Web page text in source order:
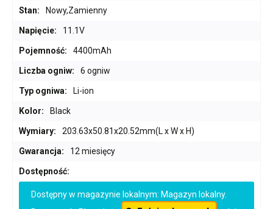
Stan: Nowy,Zamienny
Napięcie: 11.1V
Pojemność: 4400mAh
Liczba ogniw: 6 ogniw
Typ ogniwa: Li-ion
Kolor: Black
Wymiary: 203.63x50.81x20.52mm(L x W x H)
Gwarancja: 12 miesięcy
Dostępność:
Dostępny w magazynie lokalnym: Magazyn lokalny.